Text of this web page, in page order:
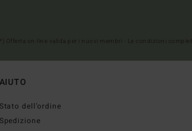
AIUTO
Stato dell’ordine
Spedizione